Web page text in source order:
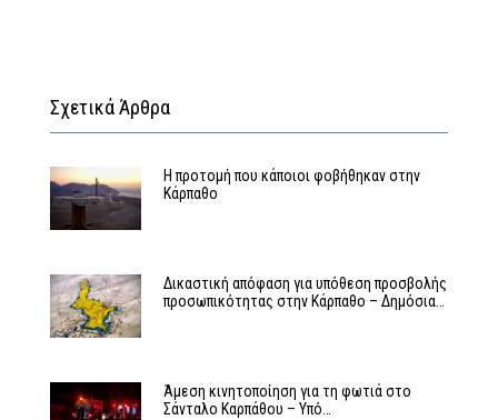
Σχετικά Άρθρα
Η προτομή που κάποιοι φοβήθηκαν στην
Κάρπαθο
Δικαστική απόφαση για υπόθεση προσβολής
προσωπικότητας στην Κάρπαθο – Δημόσια…
Άμεση κινητοποίηση για τη φωτιά στο
Σάνταλο Καρπάθου – Υπό…